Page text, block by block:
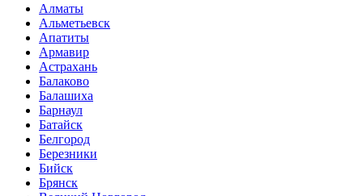
Алматы
Альметьевск
Апатиты
Армавир
Астрахань
Балаково
Балашиха
Барнаул
Батайск
Белгород
Березники
Бийск
Брянск